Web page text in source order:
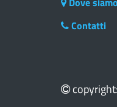
Contatti